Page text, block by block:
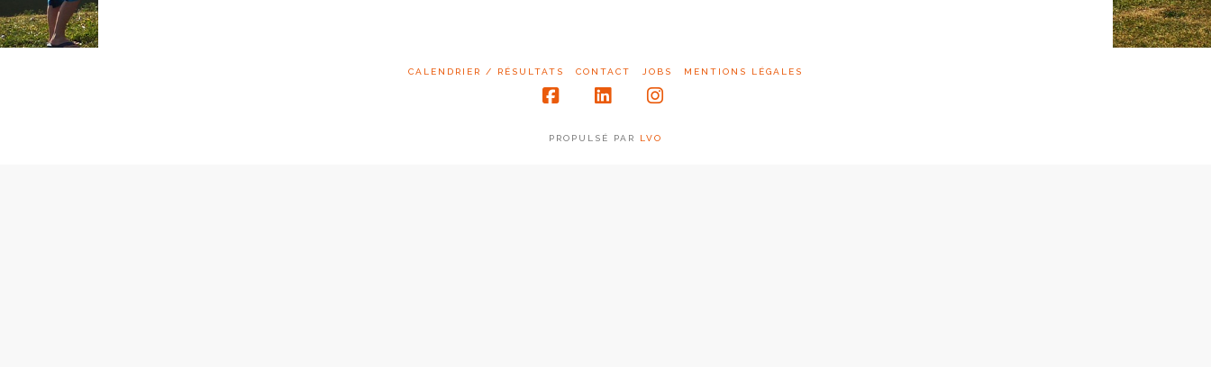
CALENDRIER / RÉSULTATS CONTACT JOBS MENTIONS LÉGALES
PROPULSÉ PAR LVO